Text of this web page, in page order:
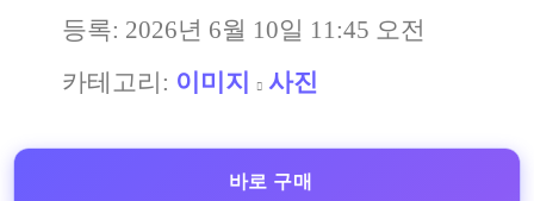
등록: 2026년 6월 10일 11:45 오전
카테고리: 이미지 사진
바로 구매